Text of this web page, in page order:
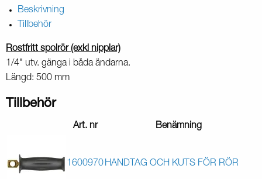
Beskrivning
Tillbehör
Rostfritt spolrör (exkl nipplar)
1/4" utv. gänga i båda ändarna.
Längd: 500 mm
Tillbehör
Art. nr Benämning
1600970HANDTAG OCH KUTS FÖR RÖR